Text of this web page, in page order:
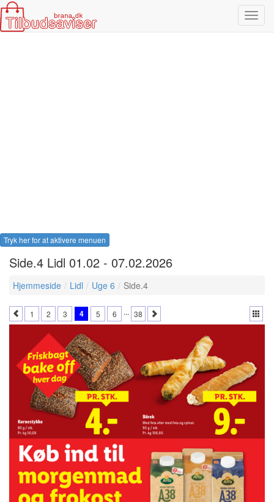
Tryk her for at aktivere menuen
Side.4 Lidl 01.02 - 07.02.2026
Hjemmeside Lidl Uge 6 Side.4
1 2 3 4 5 6 ... 38